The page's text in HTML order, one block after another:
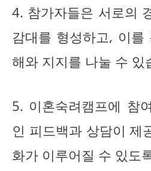
4. 참가자들은 서로의
감대를 형성하고, 이
해와 지지를 나눌 수 있
5. 이혼숙려캠프에 참
인 피드백과 상담이 제
화가 이루어질 수 있도